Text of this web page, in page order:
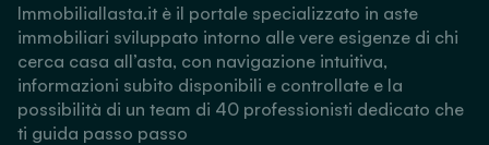
Immobiliallasta.it è il portale specializzato in aste
immobiliari sviluppato intorno alle vere esigenze di chi
cerca casa all’asta, con navigazione intuitiva,
informazioni subito disponibili e controllate e la
possibilità di un team di 40 professionisti dedicato che
ti guida passo passo